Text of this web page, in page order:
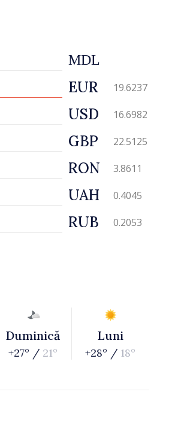
MDL
EUR 19.6237
USD 16.6982
GBP 22.5125
RON 3.8611
UAH 0.4045
RUB 0.2053
Duminică
+27° / 21°
Luni
+28° / 18°